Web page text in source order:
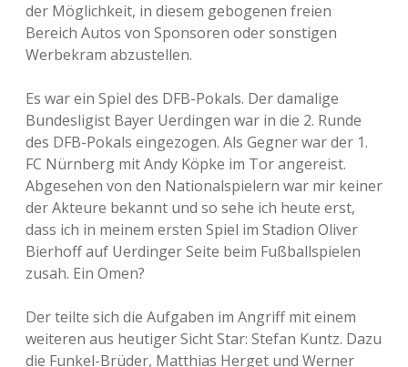
der Möglichkeit, in diesem gebogenen freien
Bereich Autos von Sponsoren oder sonstigen
Werbekram abzustellen.
Es war ein Spiel des DFB-Pokals. Der damalige
Bundesligist Bayer Uerdingen war in die 2. Runde
des DFB-Pokals eingezogen. Als Gegner war der 1.
FC Nürnberg mit Andy Köpke im Tor angereist.
Abgesehen von den Nationalspielern war mir keiner
der Akteure bekannt und so sehe ich heute erst,
dass ich in meinem ersten Spiel im Stadion Oliver
Bierhoff auf Uerdinger Seite beim Fußballspielen
zusah. Ein Omen?
Der teilte sich die Aufgaben im Angriff mit einem
weiteren aus heutiger Sicht Star: Stefan Kuntz. Dazu
die Funkel-Brüder, Matthias Herget und Werner